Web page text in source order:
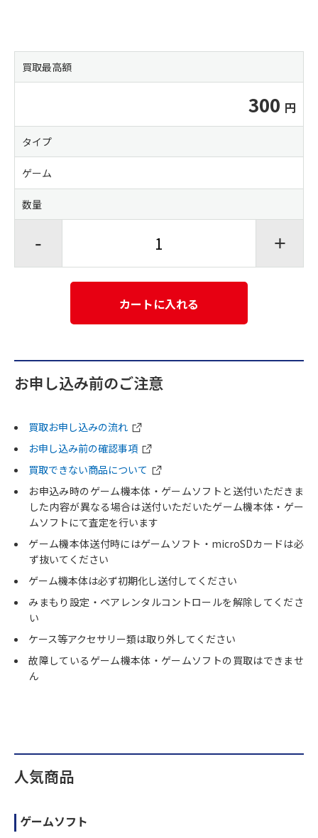
買取最高額
300
タイプ
ゲーム
数量
- +
カートに入れる
お申し込み前のご注意
買取お申し込みの流れ
お申し込み前の確認事項
買取できない商品について
お申込み時のゲーム機本体・ゲームソフトと送付いただきま
した内容が異なる場合は送付いただいたゲーム機本体・ゲー
ムソフトにて査定を行います
ゲーム機本体送付時にはゲームソフト・microSDカードは必
ず抜いてください
ゲーム機本体は必ず初期化し送付してください
みまもり設定・ペアレンタルコントロールを解除してくださ
い
ケース等アクセサリー類は取り外してください
故障しているゲーム機本体・ゲームソフトの買取はできませ
ん
人気商品
ゲームソフト